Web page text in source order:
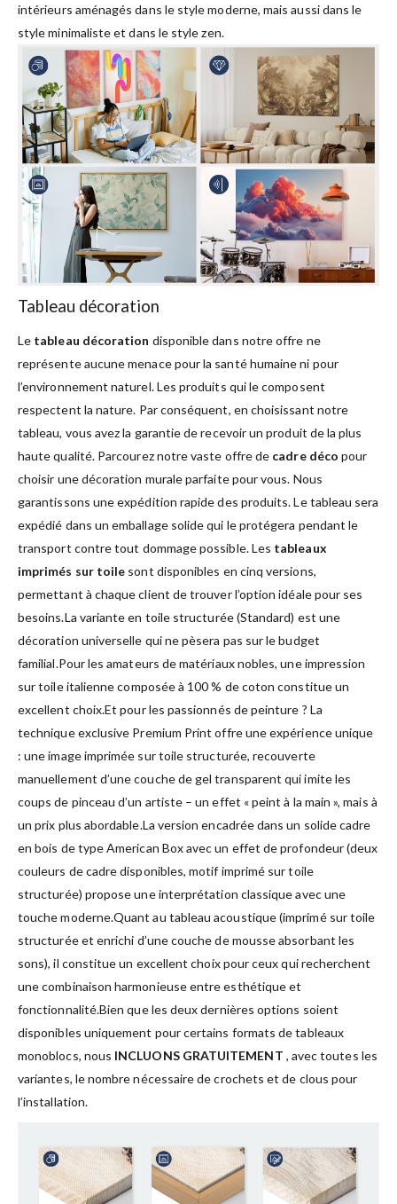
intérieurs aménagés dans le style moderne, mais aussi dans le
style minimaliste et dans le style zen.
Tableau décoration
Le tableau décoration disponible dans notre offre ne
représente aucune menace pour la santé humaine ni pour
l’environnement naturel. Les produits qui le composent
respectent la nature. Par conséquent, en choisissant notre
tableau, vous avez la garantie de recevoir un produit de la plus
haute qualité. Parcourez notre vaste offre de cadre déco pour
choisir une décoration murale parfaite pour vous. Nous
garantissons une expédition rapide des produits. Le tableau sera
expédié dans un emballage solide qui le protégera pendant le
transport contre tout dommage possible. Les tableaux
imprimés sur toile sont disponibles en cinq versions,
permettant à chaque client de trouver l’option idéale pour ses
besoins.La variante en toile structurée (Standard) est une
décoration universelle qui ne pèsera pas sur le budget
familial.Pour les amateurs de matériaux nobles, une impression
sur toile italienne composée à 100 % de coton constitue un
excellent choix.Et pour les passionnés de peinture ? La
technique exclusive Premium Print offre une expérience unique
: une image imprimée sur toile structurée, recouverte
manuellement d’une couche de gel transparent qui imite les
coups de pinceau d’un artiste – un effet « peint à la main », mais à
un prix plus abordable.La version encadrée dans un solide cadre
en bois de type American Box avec un effet de profondeur (deux
couleurs de cadre disponibles, motif imprimé sur toile
structurée) propose une interprétation classique avec une
touche moderne.Quant au tableau acoustique (imprimé sur toile
structurée et enrichi d’une couche de mousse absorbant les
sons), il constitue un excellent choix pour ceux qui recherchent
une combinaison harmonieuse entre esthétique et
fonctionnalité.Bien que les deux dernières options soient
disponibles uniquement pour certains formats de tableaux
monoblocs, nous INCLUONS GRATUITEMENT , avec toutes les
variantes, le nombre nécessaire de crochets et de clous pour
l’installation.